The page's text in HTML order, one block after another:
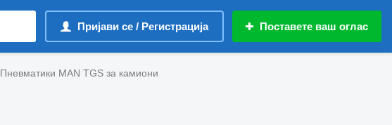
Пријави се / Регистрација Поставете ваш оглас
Пневматики MAN TGS за камиони